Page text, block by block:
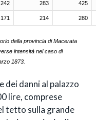
242 283 425
171 214 280
della provincia di Macerata
intensità nel caso di
1873
dei danni al palazzo
lire, comprese
tetto sulla grande